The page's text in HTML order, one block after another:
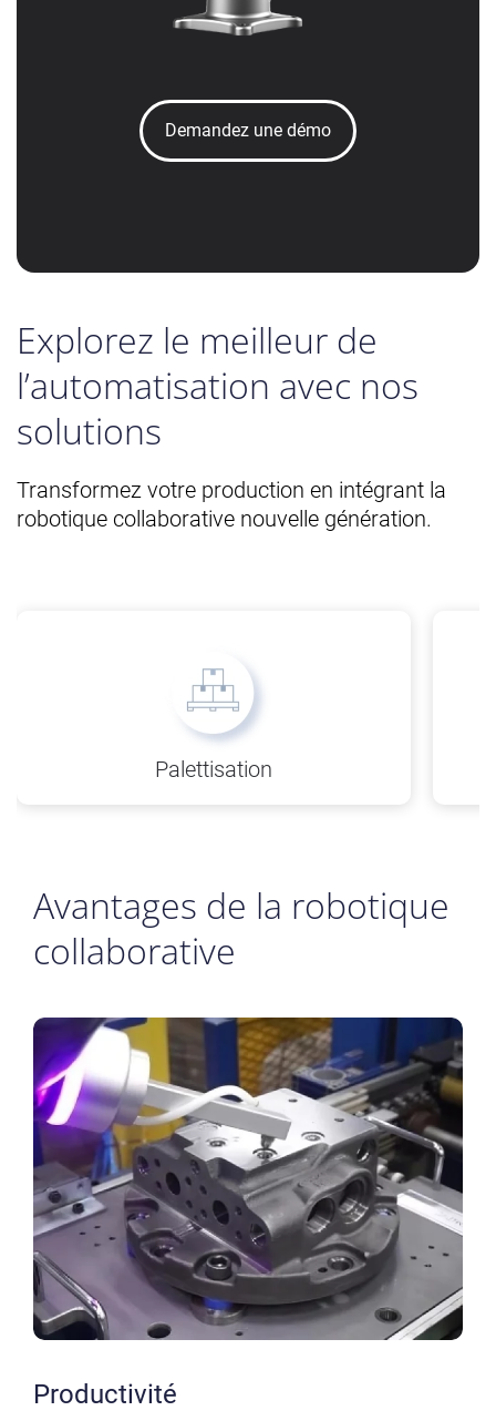
Demandez une démo
Explorez le meilleur de
l’automatisation avec nos
solutions
Transformez votre production en intégrant la
robotique collaborative nouvelle génération.
Palettisation
Avantages de la robotique
collaborative
Productivité